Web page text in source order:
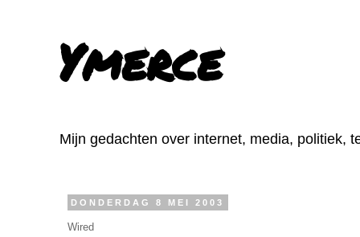
Ymerce
Mijn gedachten over internet, media, politiek,
DONDERDAG 8 MEI 2003
Wired